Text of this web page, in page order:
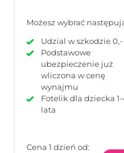
Możesz wybrać
Udzial w szkodzie 0,-
Podstawowe
ubezpieczenie już
wliczona w cenę
wynajmu
Fotelik dla dziecka
lata
Cena 1 dzień od: